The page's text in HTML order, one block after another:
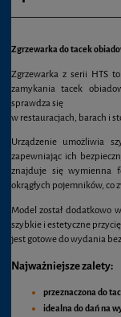
Zgrzewarka do tacek
Zgrzewarka z serii HTS
zamykania tacek
sprawdza się
w restauracjach, barach i
Urządzenie umożliwia
zapewniając ich
znajduje się wymienna
okrągłych pojemników, co
Model został dodatkowo
szybkie i estetyczne
jest gotowe do wydania
Najważniejsze zalety:
przeznaczona do
idealna do dań na